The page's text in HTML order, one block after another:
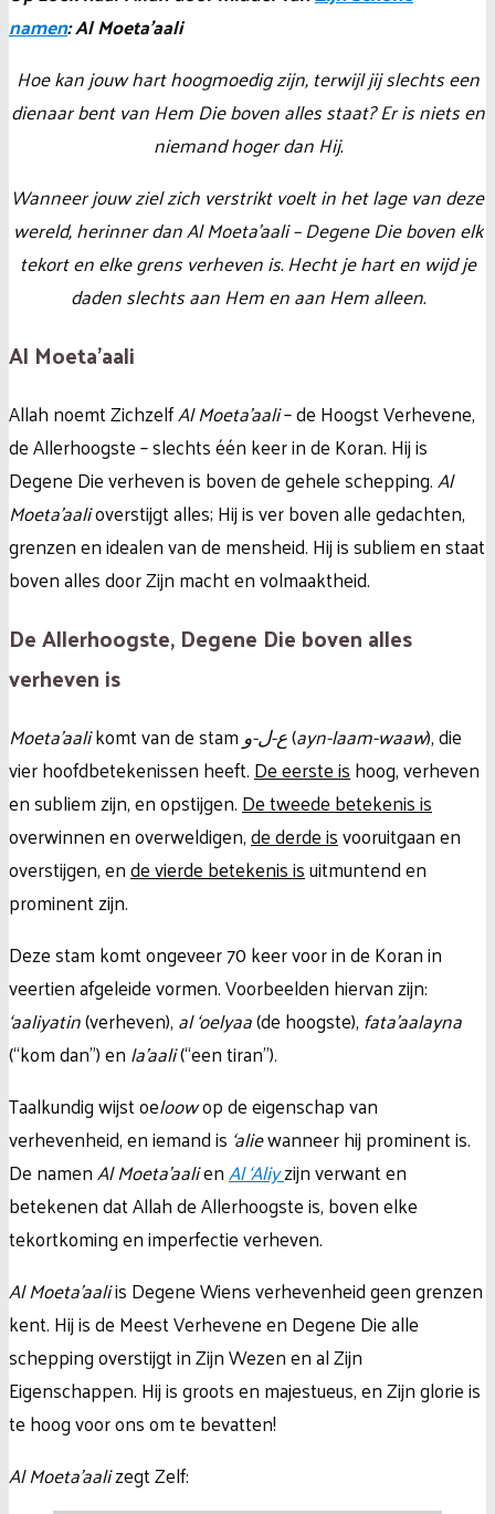
namen: Al Moeta’aali
Hoe kan jouw hart hoogmoedig zijn, terwijl jij slechts een
dienaar bent van Hem Die boven alles staat? Er is niets en
niemand hoger dan Hij.
Wanneer jouw ziel zich verstrikt voelt in het lage van deze
wereld, herinner dan Al Moeta’aali – Degene Die boven elk
tekort en elke grens verheven is. Hecht je hart en wijd je
daden slechts aan Hem en aan Hem alleen.
Al Moeta’aali
Allah noemt ZichzelfAl Moeta’aali– de Hoogst Verhevene,
de Allerhoogste – slechts één keer in de Koran. Hij is
Degene Die verheven is boven de gehele schepping.Al
Moeta’aalioverstijgt alles; Hij is ver boven alle gedachten,
grenzen en idealen van de mensheid. Hij is subliem en staat
boven alles door Zijn macht en volmaaktheid.
De Allerhoogste, Degene Die boven alles
verheven is
Moeta’aalikomt van de stam ع-ل-و(ayn-laam-waaw), die
vier hoofdbetekenissen heeft. De eerste is hoog, verheven
en subliem zijn, en opstijgen. De tweede betekenis is
overwinnen en overweldigen,de derde isvooruitgaan en
overstijgen, ende vierde betekenis isuitmuntend en
prominent zijn.
Deze stam komt ongeveer 70 keer voor in de Koran in
veertien afgeleide vormen. Voorbeelden hiervan zijn:
‘aaliyatin(verheven), al ‘oelyaa(de hoogste), fata’aalayna
(“kom dan”) en la’aali(“een tiran”).
Taalkundig wijst oeloowop de eigenschap van
verhevenheid, en iemand is ‘aliewanneer hij prominent is.
De namenAl Moeta’aalienAl ‘Aliyzijn verwant en
betekenen dat Allah de Allerhoogste is, boven elke
tekortkoming en imperfectie verheven.
Al Moeta’aaliis Degene Wiens verhevenheid geen grenzen
kent. Hij is de Meest Verhevene en Degene Die alle
schepping overstijgt in Zijn Wezen en al Zijn
Eigenschappen. Hij is groots en majestueus, en Zijn glorie is
te hoog voor ons om te bevatten!
Al Moeta’aalizegt Zelf: